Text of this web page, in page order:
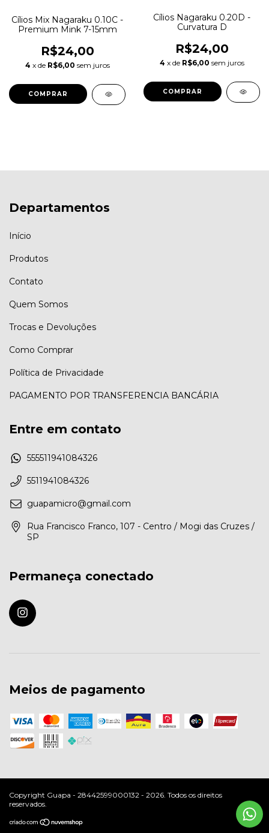
Cílios Mix Nagaraku 0.10C -
Premium Mink 7-15mm
R$24,00
4 x de R$6,00 sem juros
Cílios Nagaraku 0.20D -
Curvatura D
R$24,00
4 x de R$6,00 sem juros
COMPRAR
Departamentos
Início
Produtos
Contato
Quem Somos
Trocas e Devoluções
Como Comprar
Política de Privacidade
PAGAMENTO POR TRANSFERENCIA BANCÁRIA
Entre em contato
555511941084326
5511941084326
guapamicro@gmail.com
Rua Francisco Franco, 107 - Centro / Mogi das Cruzes /
SP
Permaneça conectado
Meios de pagamento
Copyright Guapa - 28442599000132 - 2026. Todos os direitos
reservados.